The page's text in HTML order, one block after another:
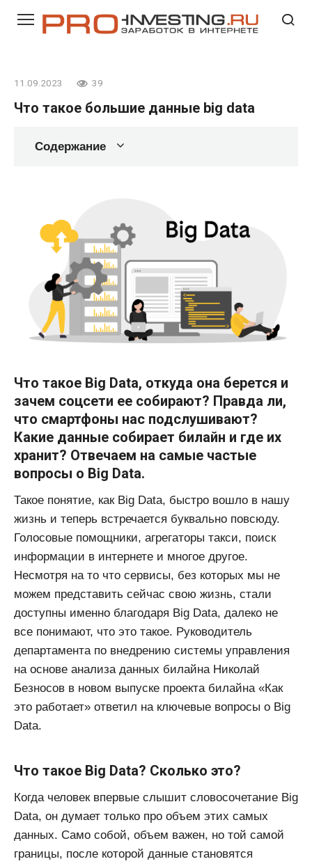
11.09.2023 39
Что такое большие данные big data
Содержание
Что такое Big Data, откуда она берется и
зачем соцсети ее собирают? Правда ли,
что смартфоны нас подслушивают?
Какие данные собирает билайн и где их
хранит? Отвечаем на самые частые
вопросы о Big Data.
Такое понятие, как Big Data, быстро вошло в нашу
жизнь и теперь встречается буквально повсюду.
Голосовые помощники, агрегаторы такси, поиск
информации в интернете и многое другое.
Несмотря на то что сервисы, без которых мы не
можем представить сейчас свою жизнь, стали
доступны именно благодаря Big Data, далеко не
все понимают, что это такое. Руководитель
департамента по внедрению системы управления
на основе анализа данных билайна Николай
Безносов в новом выпуске проекта билайна «Как
это работает» ответил на ключевые вопросы о Big
Data.
Что такое Big Data? Сколько это?
Когда человек впервые слышит словосочетание Big
Data, он думает только про объем этих самых
данных. Само собой, объем важен, но той самой
границы, после которой данные становятся